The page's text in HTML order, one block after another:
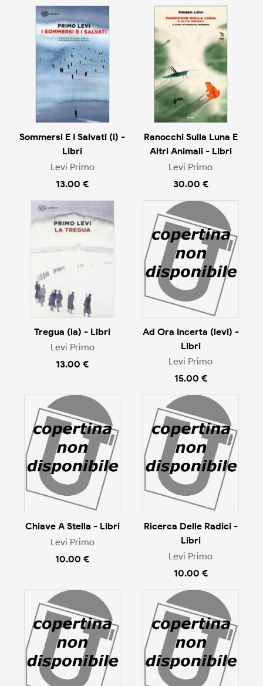
Sommersi E I Salvati (i) -
Libri
Levi Primo
13.00 €
Ranocchi Sulla Luna E
Altri Animali - Libri
Levi Primo
30.00 €
Tregua (la) - Libri
Levi Primo
13.00 €
Ad Ora Incerta (levi) -
Libri
Levi Primo
15.00 €
Chiave A Stella - Libri
Levi Primo
10.00 €
Ricerca Delle Radici -
Libri
Levi Primo
10.00 €